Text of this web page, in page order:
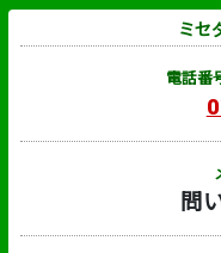
ミセ
電話番
問